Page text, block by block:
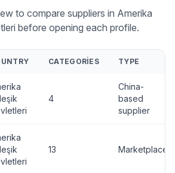
to compare suppliers in Amerika
before opening each profile.
CATEGORIES TYPE
4
China-
based
supplier
13 Marketplace